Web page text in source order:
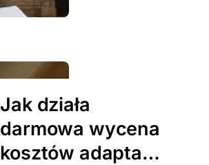
Jak działa
darmowa wycena
kosztów adaptacji